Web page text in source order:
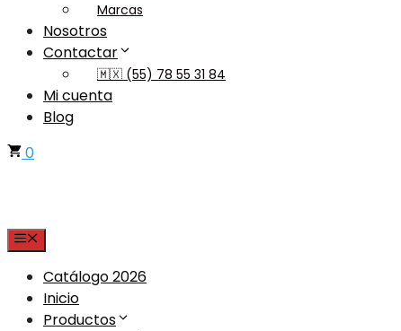
Marcas
Nosotros
Contactar
🇲🇽 (55) 78 55 31 84
Mi cuenta
Blog
0
Menu
Catálogo 2026
Inicio
Productos